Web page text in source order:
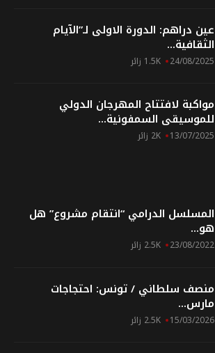
عين دراهم: الدورة الاولى لـ”الآيام
الثقافية...
24/08/2025 1.5K زائر
مواكبة لافتتاح المهرجان الدولي
للموسيقى السمفونية...
13/07/2025 2K زائر
المسلسل الدرامي “انتقام مشروع” هل
هو...
23/08/2022 2.5K زائر
منصف سلطاني / تونس: احتجاجات
مارس...
15/03/2026 2.5K زائر